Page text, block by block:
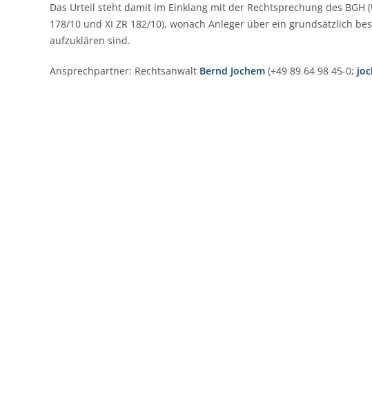
Das Urteil steht damit im Einklang mit der Rechtsprechung des BGH
178/10 und XI ZR 182/10), wonach Anleger über ein grundsätzlich
aufzuklären sind.
Ansprechpartner: Rechtsanwalt Bernd Jochem (+49 89 64 98 45-0;